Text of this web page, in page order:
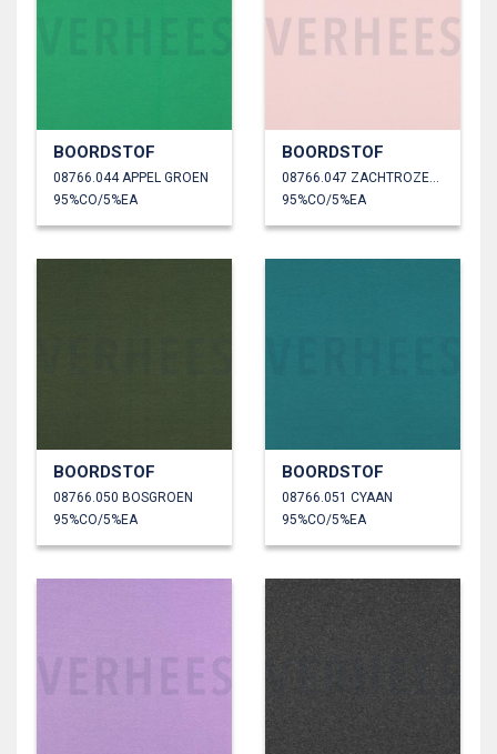
BOORDSTOF
08766.044 APPEL GROEN
95%CO/5%EA
BOORDSTOF
08766.047 ZACHTROZE/OUDROZE
95%CO/5%EA
BOORDSTOF
08766.050 BOSGROEN
95%CO/5%EA
BOORDSTOF
08766.051 CYAAN
95%CO/5%EA